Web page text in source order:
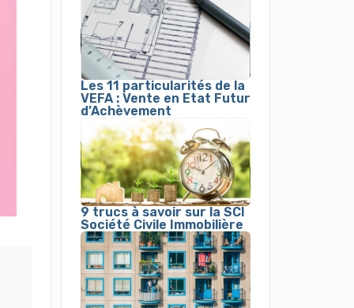
Les 11 particularités de la
VEFA : Vente en Etat Futur
d’Achèvement
9 trucs à savoir sur la SCI
Société Civile Immobilière